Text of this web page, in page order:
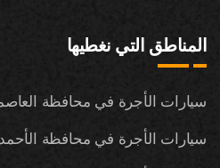
المناطق التي نغطيها
سيارات الأجرة في محافظة
سيارات الأجرة في محافظة